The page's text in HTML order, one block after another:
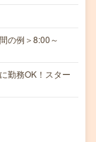
の例＞8:00～
勤務OK！スター